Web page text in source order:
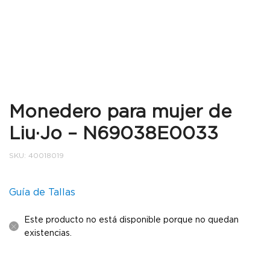
Monedero para mujer de
Liu·Jo – N69038E0033
SKU: 40018019
Guía de Tallas
Este producto no está disponible porque no quedan
existencias.